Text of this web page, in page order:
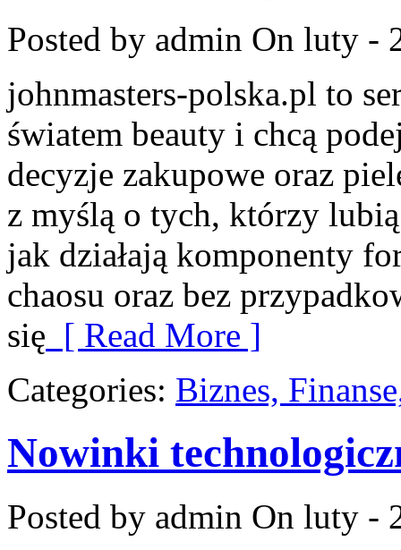
Posted by admin On luty -
johnmasters-polska.pl to
światem beauty i chcą
decyzje zakupowe oraz
z myślą o tych, którzy lubią
jak działają komponenty
chaosu oraz bez
się [ Read More ]
Categories: Biznes,
Nowinki
Posted by admin On luty -